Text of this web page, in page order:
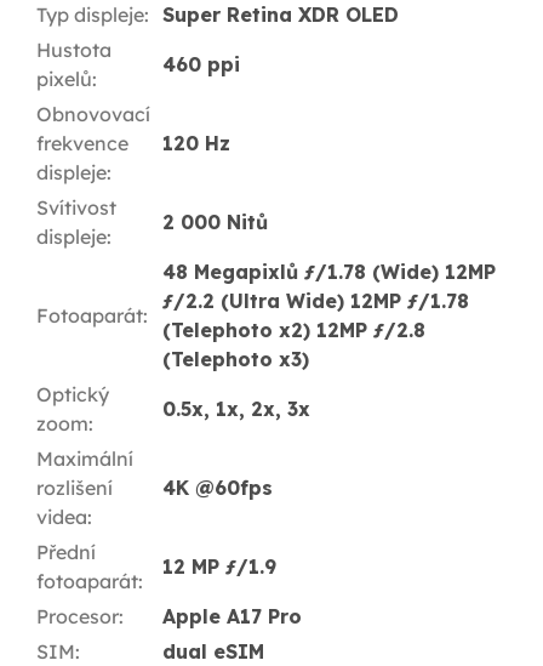
Typ displeje: Super Retina XDR OLED
Hustota
pixelů:
460 ppi
Obnovovací
frekvence
displeje:
120 Hz
Svítivost
displeje:
2 000 Nitů
Fotoaparát:
48 Megapixlů ƒ/1.78 (Wide) 12MP
ƒ/2.2 (Ultra Wide) 12MP ƒ/1.78
(Telephoto x2) 12MP ƒ/2.8
(Telephoto x3)
Optický
zoom:
0.5x, 1x, 2x, 3x
Maximální
rozlišení
videa:
4K @60fps
Přední
fotoaparát:
12 MP ƒ/1.9
Procesor:
Apple A17 Pro
SIM:
dual eSIM